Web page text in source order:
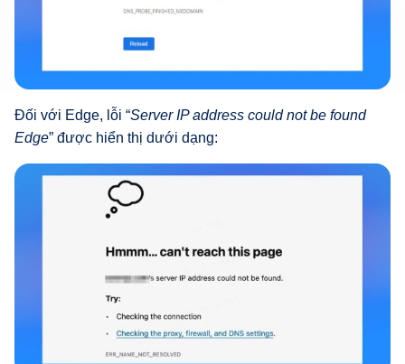
Đối với Edge, lỗi “Server IP address could not be found
Edge” được hiển thị dưới dạng: